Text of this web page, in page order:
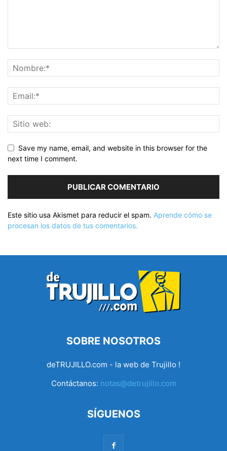
Save my name, email, and website in this browser for the
next time I comment.
Este sitio usa Akismet para reducir el spam. Aprende cómo se
procesan los datos de tus comentarios.
SOBRE NOSOTROS
deTRUJILLO.com - la web de Trujillo !
Contáctanos: notas@detrujillo.com
SÍGUENOS